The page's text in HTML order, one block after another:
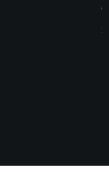
©
A
T